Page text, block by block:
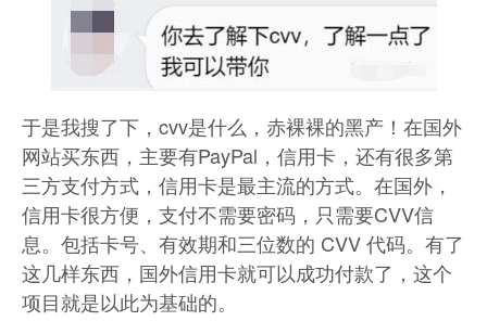
于是我搜了下，cvv是什么，赤裸裸的黑产！在国外
网站买东西，主要有PayPal，信用卡，还有很多第
三方支付方式，信用卡是最主流的方式。在国外，
信用卡很方便，支付不需要密码，只需要CVV信
息。包括卡号、有效期和三位数的 CVV 代码。有了
这几样东西，国外信用卡就可以成功付款了，这个
项目就是以此为基础的。